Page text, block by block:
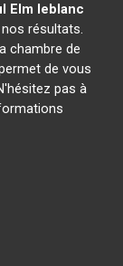
Elm leblanc
résultats.
chambre de
de vous
pas à